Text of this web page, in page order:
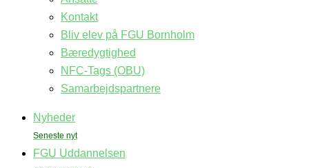
Kontakt
Bliv elev på FGU Bornholm
Bæredygtighed
NFC-Tags (OBU)
Samarbejdspartnere
Nyheder
FGU Uddannelsen